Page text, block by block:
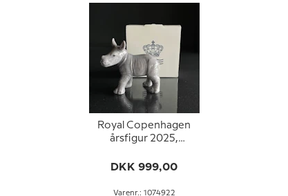
Royal Copenhagen
årsfigur 2025,
DKK 999,00
Varenr.: 1074922